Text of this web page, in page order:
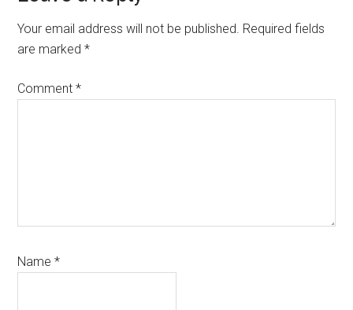
Interactions
Your email address will not be published. Required fields
are marked*
Comment*
Name*